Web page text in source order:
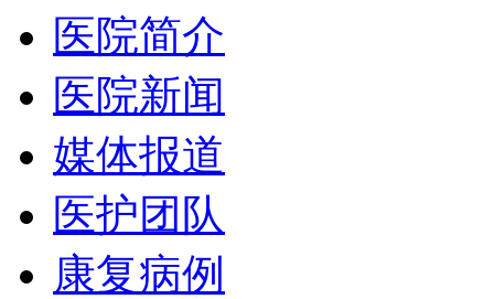
医院简介
医院新闻
媒体报道
医护团队
康复病例